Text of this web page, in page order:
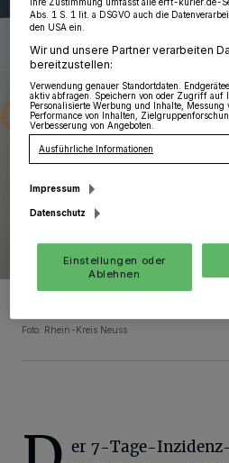
Foto: Rhein-Kreis Neuss
er 7-Tage-
Ihre Zustimmung umfasst alle erft-kurier.de-
Abs. 1 S. 1 lit. a DSGVO auch die
den USA ein.
Wir und unsere Partner verarbeiten
bereitzustellen:
Verwendung genauer Standortdaten.
aktiv abfragen. Speichern von oder Zugriff auf
Personalisierte Werbung und Inhalte,
Performance von Inhalten,
Verbesserung von Angeboten.
Ausführliche Informationen
Impressum
Datenschutz
Einstellungen oder
Ablehnen